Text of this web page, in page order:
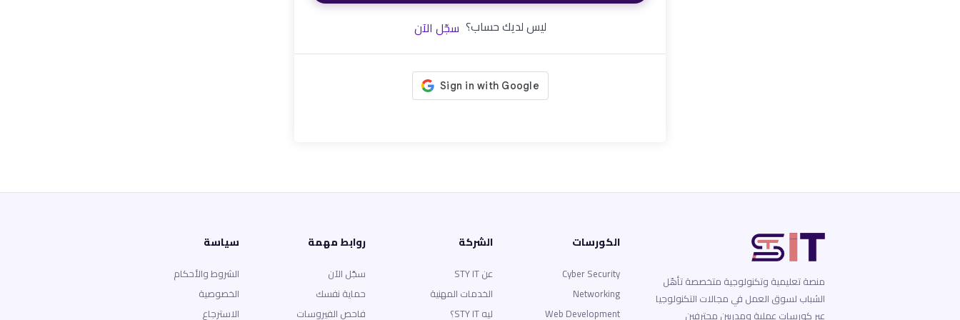
ليس لديك حساب؟ سجّل الآن
منصة تعليمية وتكنولوجية متخصصة تأهّل
الشباب لسوق العمل في مجالات التكنولوجيا
عبر كورسات عملية ومدربين محترفين
الكورسات
Cyber Security
Networking
Web Development
الشركة
عن STY IT
الخدمات المهنية
ليه STY IT؟
روابط مهمة
سجّل الآن
حماية نفسك
فاحص الفيروسات
سياسة
الشروط والأحكام
الخصوصية
الاسترجاع